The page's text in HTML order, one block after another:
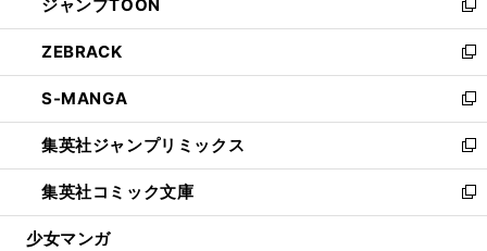
く
で
開
く
ド
ウ
で
開
く
ィ
ン
ド
ウ
で
開
く
い
ウ
ィ
ン
ド
ウ
で
開
く
ジャンプTOON
新
し
い
ウ
ィ
ン
ド
ウ
で
開
ZEBRACK
新
し
い
ウ
ィ
ン
ド
ウ
S-MANGA
新
し
い
ウ
ィ
ン
集英社ジャンプリミックス
新
し
い
ウ
集英社コミック文庫
新
し
少女マンガ